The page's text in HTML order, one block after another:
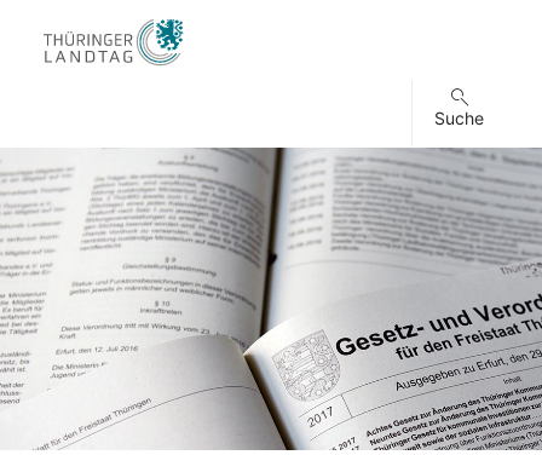
Suche